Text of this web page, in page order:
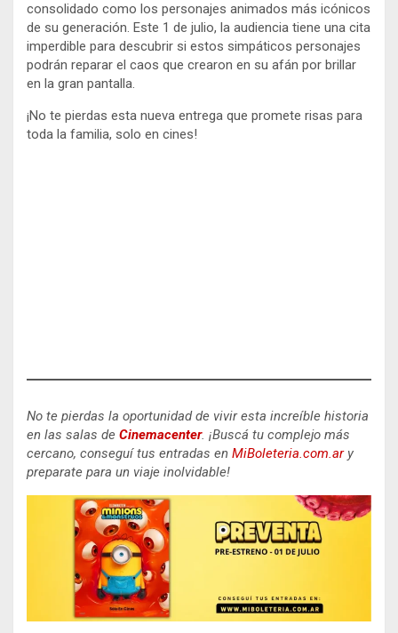
consolidado como los personajes animados más icónicos
de su generación. Este 1 de julio, la audiencia tiene una cita
imperdible para descubrir si estos simpáticos personajes
podrán reparar el caos que crearon en su afán por brillar
en la gran pantalla.
¡No te pierdas esta nueva entrega que promete risas para
toda la familia, solo en cines!
No te pierdas la oportunidad de vivir esta increíble historia
en las salas de Cinemacenter. ¡Buscá tu complejo más
cercano, conseguí tus entradas en MiBoleteria.com.ary
preparate para un viaje inolvidable!